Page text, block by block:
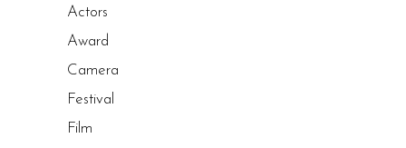
Actors
Award
Camera
Festival
Film